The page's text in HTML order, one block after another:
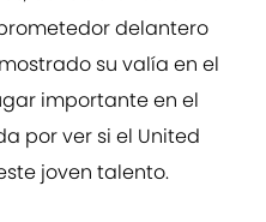
delantero
su valía en el
importante en el
por ver si el United
joven talento.